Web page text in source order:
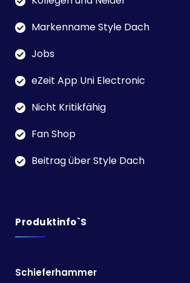
Markenname Style Dach
Jobs
eZeit App Uni Electronic
Nicht Kritikfähig
Fan Shop
Beitrag über Style Dach
Produktinfo`s
Schieferhammer